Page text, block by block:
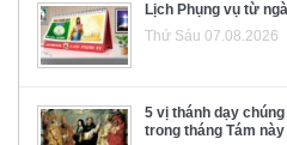
Lịch Phụng vụ từ
Thứ Sáu 07.08.2026
5 vị thánh dạy
trong tháng Tám này